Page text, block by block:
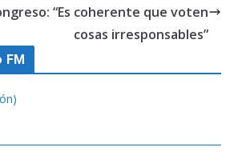
“Es coherente que voten
cosas irresponsables”
FM